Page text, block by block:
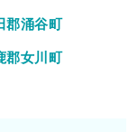
郡涌谷町
郡女川町